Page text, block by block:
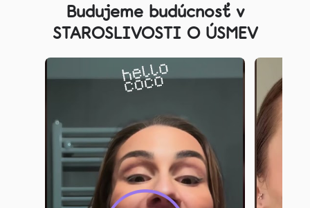
Budujeme budúcnosť v
STAROSLIVOSTI O ÚSMEV